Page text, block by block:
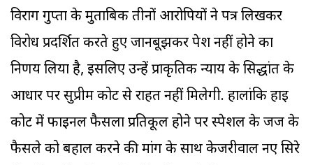
विराग गुप्ता के मुताबिक तीनों आरोपियों ने पत्र लिखकर
विरोध प्रदर्शित करते हुए जानबूझकर पेश नहीं होने का
निर्णय लिया है, इसलिए उन्हें प्राकृतिक न्याय के सिद्धांत के
आधार पर सुप्रीम कोर्ट से राहत नहीं मिलेगी. हालांकि हाई
कोर्ट में फाइनल फैसला प्रतिकूल होने पर स्पेशल के जज के
फैसले को बहाल करने की मांग के साथ केजरीवाल नए सिरे